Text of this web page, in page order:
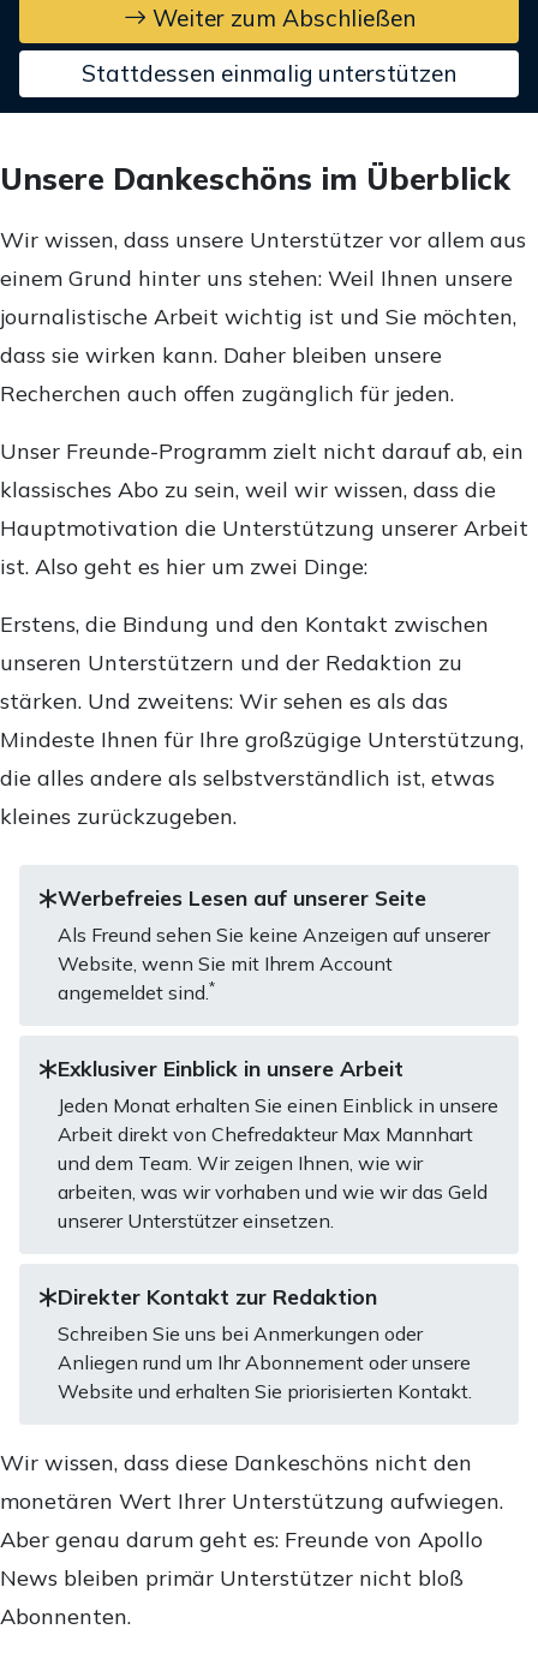
Weiter zum Abschließen
Stattdessen einmalig unterstützen
Unsere Dankeschöns im Überblick
Wir wissen, dass unsere Unterstützer vor allem aus
einem Grund hinter uns stehen: Weil Ihnen unsere
journalistische Arbeit wichtig ist und Sie möchten,
dass sie wirken kann. Daher bleiben unsere
Recherchen auch offen zugänglich für jeden.
Unser Freunde-Programm zielt nicht darauf ab, ein
klassisches Abo zu sein, weil wir wissen, dass die
Hauptmotivation die Unterstützung unserer Arbeit
ist. Also geht es hier um zwei Dinge:
Erstens, die Bindung und den Kontakt zwischen
unseren Unterstützern und der Redaktion zu
stärken. Und zweitens: Wir sehen es als das
Mindeste Ihnen für Ihre großzügige Unterstützung,
die alles andere als selbstverständlich ist, etwas
kleines zurückzugeben.
Werbefreies Lesen auf unserer Seite
Als Freund sehen Sie keine Anzeigen auf unserer
Website, wenn Sie mit Ihrem Account
angemeldet sind.*
Exklusiver Einblick in unsere Arbeit
Jeden Monat erhalten Sie einen Einblick in unsere
Arbeit direkt von Chefredakteur Max Mannhart
und dem Team. Wir zeigen Ihnen, wie wir
arbeiten, was wir vorhaben und wie wir das Geld
unserer Unterstützer einsetzen.
Direkter Kontakt zur Redaktion
Schreiben Sie uns bei Anmerkungen oder
Anliegen rund um Ihr Abonnement oder unsere
Website und erhalten Sie priorisierten Kontakt.
Wir wissen, dass diese Dankeschöns nicht den
monetären Wert Ihrer Unterstützung aufwiegen.
Aber genau darum geht es: Freunde von Apollo
News bleiben primär Unterstützer nicht bloß
Abonnenten.